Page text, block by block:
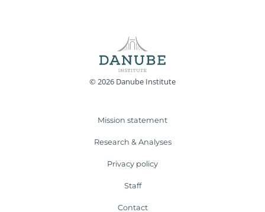
© 2026 Danube Institute
Mission statement
Research & Analyses
Privacy policy
Staff
Contact